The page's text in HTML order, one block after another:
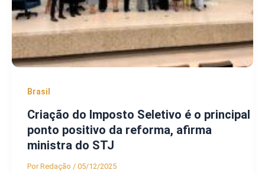
Brasil
Criação do Imposto Seletivo é o principal
ponto positivo da reforma, afirma
ministra do STJ
PorRedação / 05/12/2025